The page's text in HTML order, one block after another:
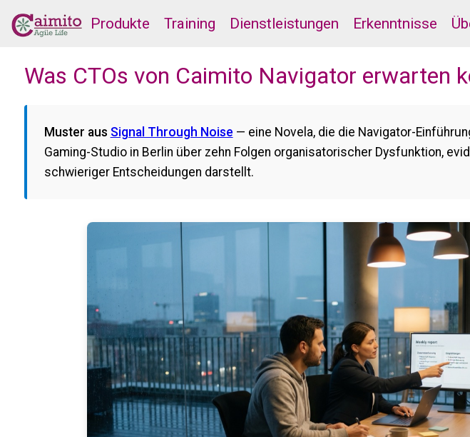
Produkte Training Dienstleistungen Erkenntnisse
Was CTOs von Caimito Navigator erwarten
Muster aus Signal Through Noise — eine Novela, die die Navigator-
Gaming-Studio in Berlin über zehn Folgen organisatorischer Dysfunktion,
schwieriger Entscheidungen darstellt.